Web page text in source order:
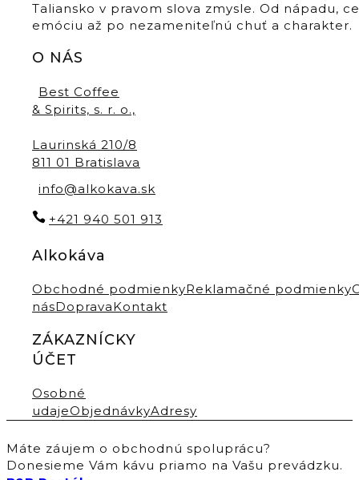
Taliansko v pravom slova zmysle. Od nápadu,
emóciu až po nezameniteľnú chuť a charakter.
O NÁS
Best Coffee
& Spirits, s. r. o.,
Laurinská 210/8
811 01 Bratislava
info@alkokava.sk
+421 940 501 913
Alkokáva
Obchodné podmienkyReklamačné podmienky
násDopravaKontakt
ZÁKAZNÍCKY
ÚČET
Osobné
udajeObjednávkyAdresy
Máte záujem o obchodnú spoluprácu?
Donesieme Vám kávu priamo na Vašu prevádzku.